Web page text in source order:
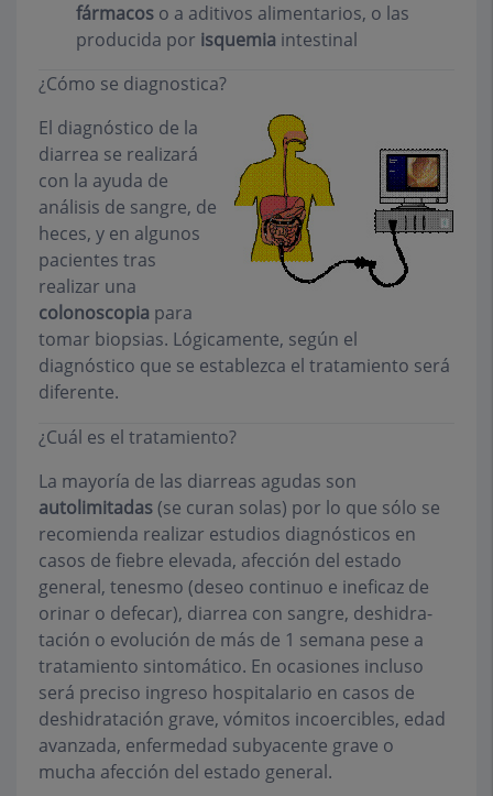
fármacos o a aditivos alimentarios, o las
producida por isquemia intestinal
¿Cómo se diagnostica?
El diagnóstico de la
diarrea se realizará
con la ayuda de
análisis de sangre, de
heces, y en algunos
pacientes tras
realizar una
colonoscopia para
tomar biopsias. Lógicamente, según el
diagnóstico que se establezca el tratamiento será
diferente.
¿Cuál es el tratamiento?
La mayoría de las diarreas agudas son
autolimitadas(se curan solas) por lo que sólo se
recomienda realizar estudios diagnósticos en
casos de fiebre elevada, afección del estado
general, tenesmo (deseo continuo e ineficaz de
orinar o defecar), diarrea con sangre, deshidra­
tación o evolución de más de 1 semana pese a
tratamiento sintomático. En ocasiones incluso
será preciso ingreso hospitala­rio en casos de
deshidratación grave, vómitos incoercibles, edad
avanzada, enfermedad subyacente grave o
mucha afección del estado general.